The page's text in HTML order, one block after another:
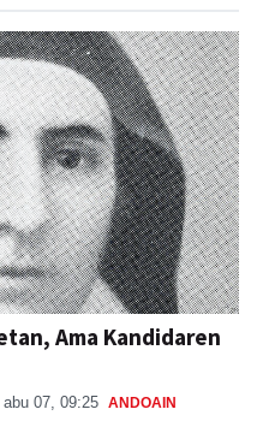
Ama Kandidaren
abu 07, 09:25 ANDOAIN